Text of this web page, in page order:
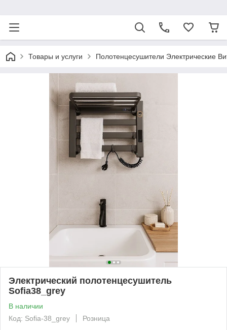
Товары и услуги Полотенцесушители Электрические
Электрический полотенцесушитель
Sofia38_grey
В наличии
Код: Sofia-38_grey
Розница